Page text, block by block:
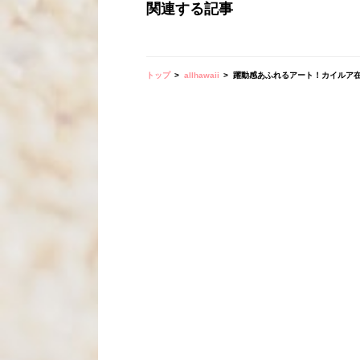
関連する記事
トップ allhawaii 躍動感あふれるアート！カイルア